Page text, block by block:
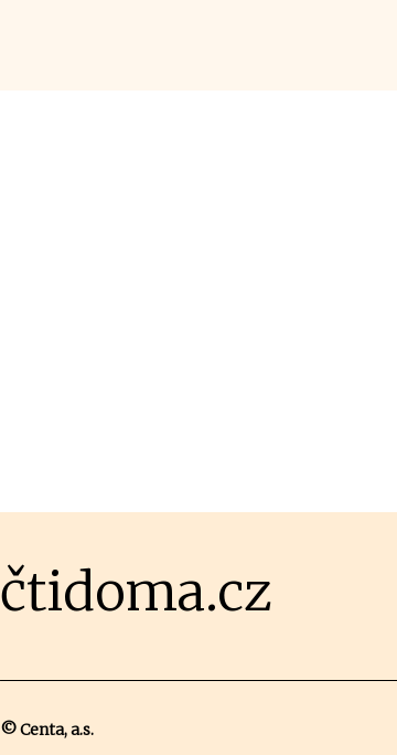
čtidoma.cz
© Centa, a.s.